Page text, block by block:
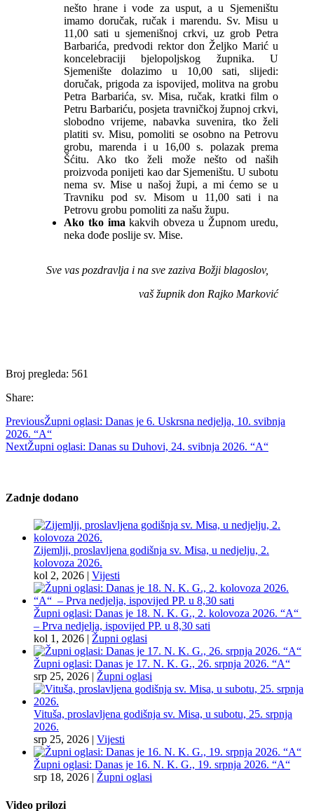
nešto hrane i vode za usput, a u Sjemeništu
imamo doručak, ručak i marendu. Sv. Misu u
11,00 sati u sjemenišnoj crkvi, uz grob Petra
Barbarića, predvodi rektor don Željko Marić u
koncelebraciji bjelopoljskog župnika. U
Sjemenište dolazimo u 10,00 sati, slijedi:
doručak, prigoda za ispovijed, molitva na grobu
Petra Barbarića, sv. Misa, ručak, kratki film o
Petru Barbariću, posjeta travničkoj župnoj crkvi,
slobodno vrijeme, nabavka suvenira, tko želi
platiti sv. Misu, pomoliti se osobno na Petrovu
grobu, marenda i u 16,00 s. polazak prema
Šćitu. Ako tko želi može nešto od naših
proizvoda ponijeti kao dar Sjemeništu. U subotu
nema sv. Mise u našoj župi, a mi ćemo se u
Travniku pod sv. Misom u 11,00 sati i na
Petrovu grobu pomoliti za našu župu.
Ako tko ima kakvih obveza u Župnom uredu,
neka dođe poslije sv. Mise.
Sve vas pozdravlja i na sve zaziva Božji blagoslov,
vaš župnik don Rajko Marković
Broj pregleda: 561
Share:
PreviousŽupni oglasi: Danas je 6. Uskrsna nedjelja, 10. svibnja
2026. “A“
NextŽupni oglasi: Danas su Duhovi, 24. svibnja 2026. “A“
Zadnje dodano
Zijemlji, proslavljena godišnja sv. Misa, u nedjelju, 2.
kolovoza 2026.
kol 2, 2026 | Vijesti
Župni oglasi: Danas je 18. N. K. G., 2. kolovoza 2026. “A“
– Prva nedjelja, ispovijed PP. u 8,30 sati
kol 1, 2026 | Župni oglasi
Župni oglasi: Danas je 17. N. K. G., 26. srpnja 2026. “A“
srp 25, 2026 | Župni oglasi
Vituša, proslavljena godišnja sv. Misa, u subotu, 25. srpnja
2026.
srp 25, 2026 | Vijesti
Župni oglasi: Danas je 16. N. K. G., 19. srpnja 2026. “A“
srp 18, 2026 | Župni oglasi
Video prilozi